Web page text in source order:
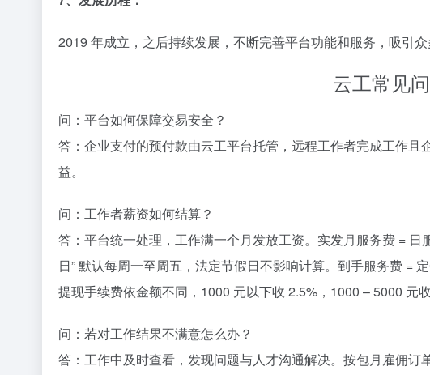
2019 年成立，之后持续发展，不断完善平台功能和服务，吸引众
云工常见
问：平台如何保障交易安全？​
答：企业支付的预付款由云工平台托管，远程工作者完成工作
益。​
问：工作者薪资如何结算？​
答：平台统一处理，工作满一个月发放工资。实发月服务费 = 日
日” 默认每周一至周五，法定节假日不影响计算。到手服务费 =
提现手续费依金额不同，1000 元以下收 2.5%，1000 – 5000 元
问：若对工作结果不满意怎么办？​
答：工作中及时查看，发现问题与人才沟通解决。按包月雇佣